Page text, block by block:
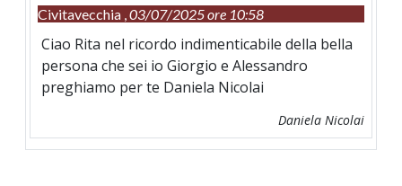
Civitavecchia , 03/07/2025 ore 10:58
Ciao Rita nel ricordo indimenticabile della bella
persona che sei io Giorgio e Alessandro
preghiamo per te Daniela Nicolai
Daniela Nicolai